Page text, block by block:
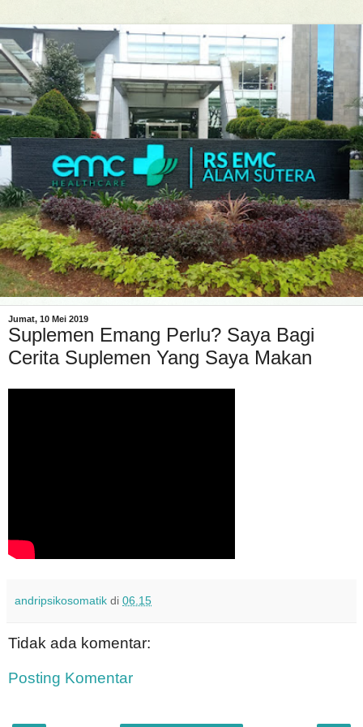
Jumat, 10 Mei 2019
Suplemen Emang Perlu? Saya Bagi
Cerita Suplemen Yang Saya Makan
andripsikosomatik di 06.15
Tidak ada komentar:
Posting Komentar